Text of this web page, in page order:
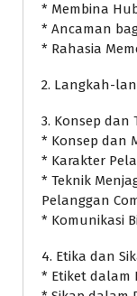
* Membina
* Ancaman
* Rahasia
2. Langkah-
3. Konsep dan
* Konsep dan
* Karakter
* Teknik
Pelanggan
* Komunikasi
4. Etika dan
* Etiket dalam